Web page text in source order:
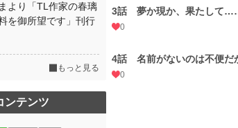
3話 夢か現か、果たして
0
4話 名前がないのは不便だ
0
より「TL作家の春璃
を御所望です」刊行
もっと見る
ンテンツ